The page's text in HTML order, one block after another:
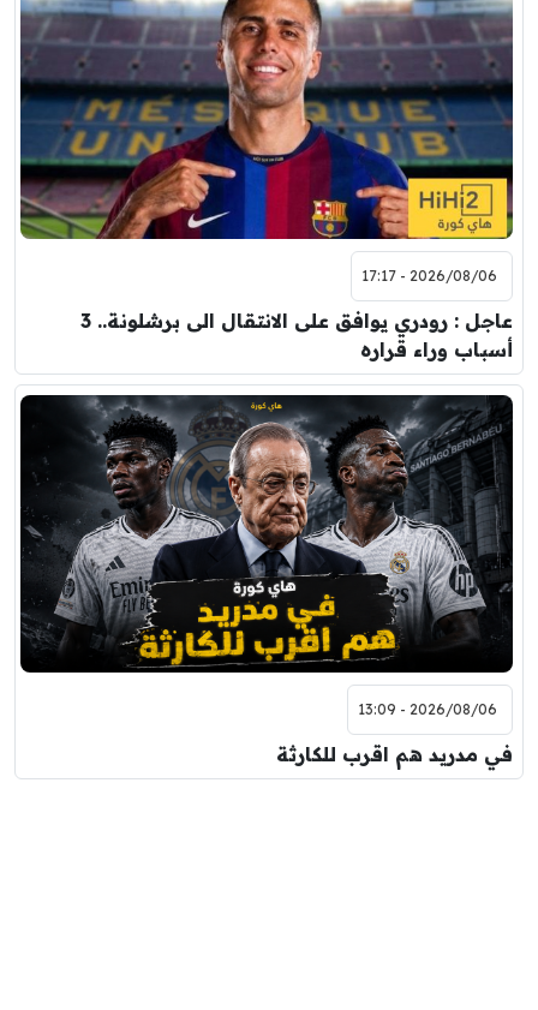
2026/08/06 - 17:17
عاجل : رودري يوافق على الانتقال الى برشلونة.. 3
أسباب وراء قراره
2026/08/06 - 13:09
في مدريد هم اقرب للكارثة